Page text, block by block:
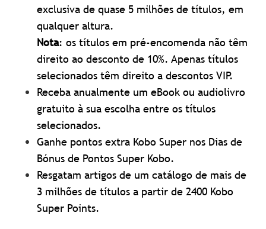
exclusiva de quase 5 milhões de títulos, em
qualquer altura.
Nota: os títulos em pré-encomenda não têm
direito ao desconto de 10%. Apenas títulos
selecionados têm direito a descontos VIP.
Receba anualmente um eBook ou audiolivro
gratuito à sua escolha entre os títulos
selecionados.
Ganhe pontos extra Kobo Super nos Dias de
Bónus de Pontos Super Kobo.
Resgatam artigos de um catálogo de mais de
3 milhões de títulos a partir de 2400 Kobo
Super Points.